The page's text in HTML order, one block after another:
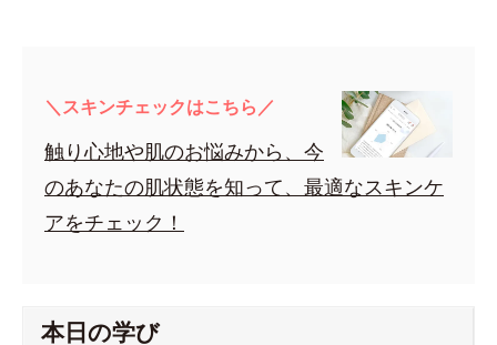
＼スキンチェックはこちら／
触り心地や肌のお悩みから、今
のあなたの肌状態を知って、最適なスキンケ
アをチェック！
本日の学び